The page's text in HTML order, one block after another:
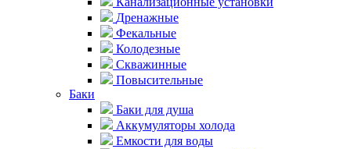
Дренажные
Фекальные
Колодезные
Скважинные
Повысительные
Баки
Баки для душа
Аккумуляторы холода
Емкости для воды